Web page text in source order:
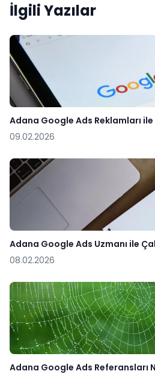
İlgili Yazılar
Adana Google Ads Reklamları ile
09.02.2026
Adana Google Ads Uzmanı ile
08.02.2026
Adana Google Ads Referansları